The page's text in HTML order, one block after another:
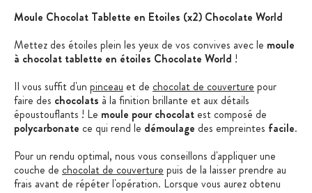
Moule Chocolat Tablette en Etoiles (x2) Chocolate World
Mettez des étoiles plein les yeux de vos convives avec le moule
à chocolat tablette en étoiles Chocolate World !
Il vous suffit d'un pinceau et de chocolat de couverture pour
faire des chocolats à la finition brillante et aux détails
époustouflants ! Le moule pour chocolat est composé de
polycarbonate ce qui rend le démoulage des empreintes facile.
Pour un rendu optimal, nous vous conseillons d'appliquer une
couche de chocolat de couverture puis de la laisser prendre au
frais avant de répéter l'opération. Lorsque vous aurez obtenu